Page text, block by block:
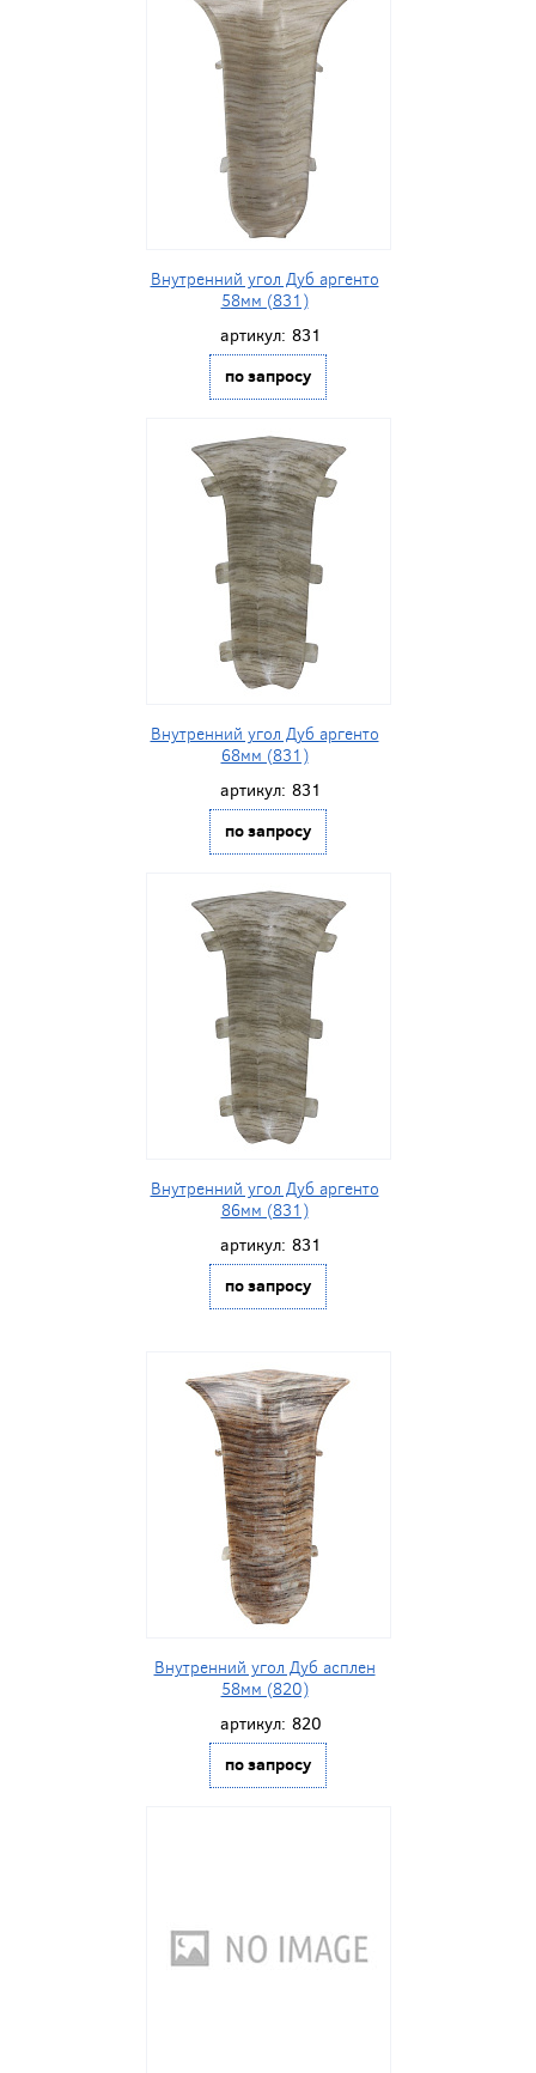
Внутренний угол Дуб аргенто
58мм (831)
артикул: 831
по запросу
Внутренний угол Дуб аргенто
68мм (831)
артикул: 831
по запросу
Внутренний угол Дуб аргенто
86мм (831)
артикул: 831
по запросу
Внутренний угол Дуб асплен
58мм (820)
артикул: 820
по запросу